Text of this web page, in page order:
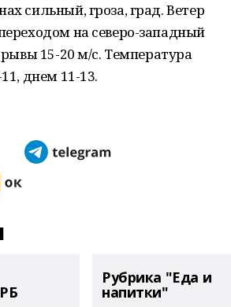
сильный, гроза, град. Ветер
на северо-западный
15-20 м/с. Температура
днем 11-13.
Рубрика "Еда и
напитки"